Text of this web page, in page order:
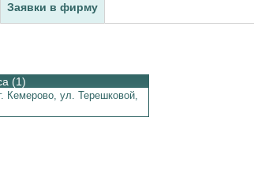
Заявки в фирму
(1)
г. Кемерово, ул. Терешковой,